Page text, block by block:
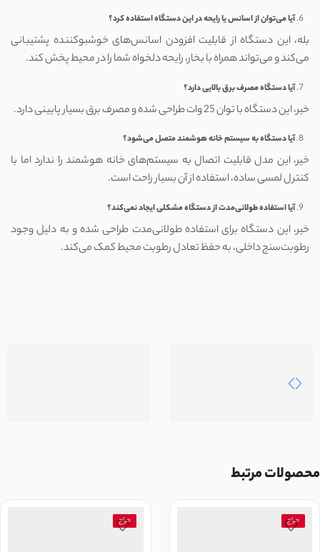
آیا می‌توان از اسانس یا رایحه در این دستگاه استفاده کرد؟
بله، این دستگاه از قابلیت افزودن اسانس‌های خوشبوکننده پشتیبانی
می‌کند و می‌تواند همراه با بخار، رایحه دلخواه شما را در محیط پخش کند.
آیا دستگاه مصرف برق بالایی دارد؟
خیر، این دستگاه با توان 25 وات طراحی شده و مصرف برق بسیار پایینی دارد.
آیا دستگاه به سیستم خانه هوشمند متصل می‌شود؟
خیر، این مدل قابلیت اتصال به سیستم‌های خانه هوشمند را ندارد اما با
کنترل لمسی ساده، استفاده از آن بسیار راحت است.
آیا استفاده طولانی‌مدت از دستگاه مشکلی ایجاد نمی‌کند؟
خیر، این دستگاه برای استفاده طولانی‌مدت طراحی شده و به دلیل وجود
رطوبت‌سنج داخلی، به حفظ تعادل رطوبت محیط کمک می‌کند.
محصولات مرتبط
حراج حراج